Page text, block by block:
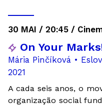
30 MAI / 20:45 /
On Your
Mária Pinčíková •
2021
A cada seis anos, o
organização social